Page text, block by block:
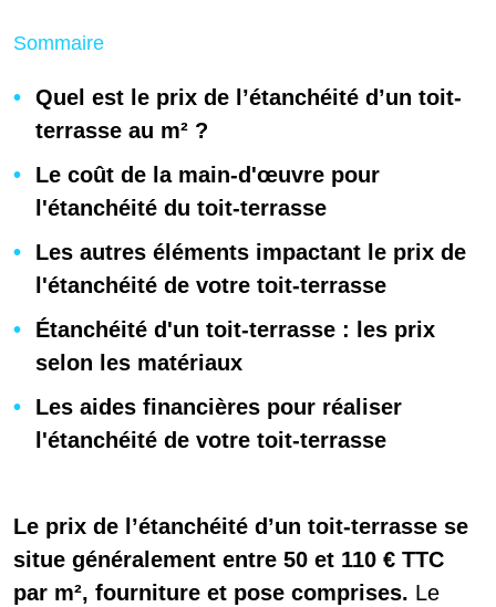
Sommaire
Quel est le prix de l’étanchéité d’un toit-
terrasse au m² ?
Le coût de la main-d'œuvre pour
l'étanchéité du toit-terrasse
Les autres éléments impactant le prix de
l'étanchéité de votre toit-terrasse
Étanchéité d'un toit-terrasse : les prix
selon les matériaux
Les aides financières pour réaliser
l'étanchéité de votre toit-terrasse
Le prix de l’étanchéité d’un toit-terrasse se
situe généralement entre 50 et 110 € TTC
par m², fourniture et pose comprises. Le